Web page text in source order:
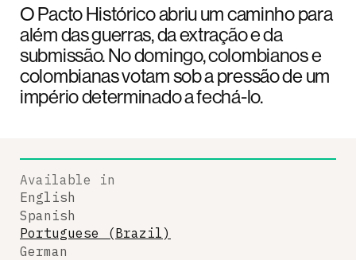
O Pacto Histórico abriu um caminho para
além das guerras, da extração e da
submissão. No domingo, colombianos e
colombianas votam sob a pressão de um
império determinado a fechá-lo.
Available in
English
Spanish
Portuguese (Brazil)
German